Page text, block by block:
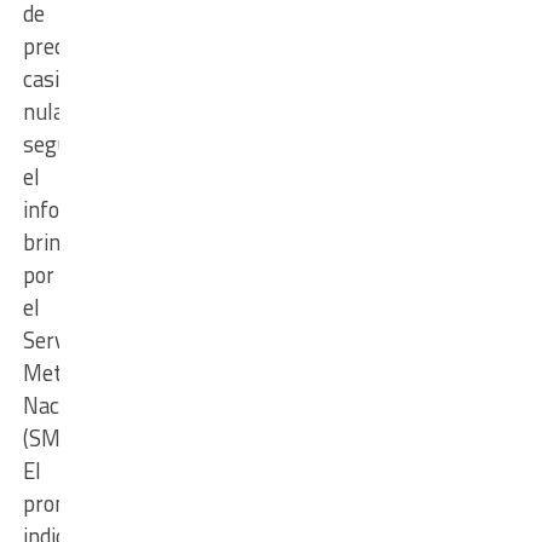
de
precipitaciones
casi
nulas,
según
el
informe
brindado
por
el
Servicio
Meteorológico
Nacional
(SMN).
El
pronóstico